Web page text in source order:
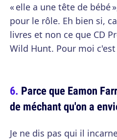
« elle a une tête de bébé
pour le rôle. Eh bien si,
livres et non ce que CD
Wild Hunt. Pour moi
Parce que Eamon
de méchant qu'on a
Je ne dis pas qui il